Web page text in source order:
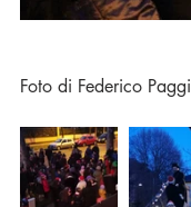
Foto di Federico Paggi